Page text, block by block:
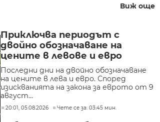
Виж още
Приключва периодът с
двойно обозначаване на
цените в левове и евро
Последни дни на двойно обозначаване
на цените в лева и евро. Според
изискванията на закона за еврото от 9
август...
20:01, 05.08.2026 Чете се за: 03:45 мин.